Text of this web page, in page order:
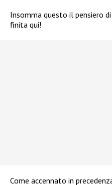
Insomma questo il pensiero di
finita qui!
Come accennato in